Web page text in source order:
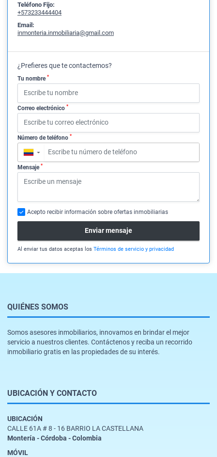
Teléfono Fijo:
+573233444404
Email:
inmonteria.inmobiliaria@gmail.com
¿Prefieres que te contactemos?
Tu nombre *
Correo electrónico *
Número de teléfono *
▼
Mensaje *
Acepto recibir información sobre ofertas inmobiliarias
Enviar mensaje
Al enviar tus datos aceptas los Términos de servicio y privacidad
QUIÉNES SOMOS
Somos asesores inmobiliarios, innovamos en brindar el mejor
servicio a nuestros clientes. Contáctenos y reciba un recorrido
inmobiliario gratis en las propiedades de su interés.
UBICACIÓN Y CONTACTO
UBICACIÓN
CALLE 61A # 8 - 16 BARRIO LA CASTELLANA
Montería - Córdoba - Colombia
MÓVIL